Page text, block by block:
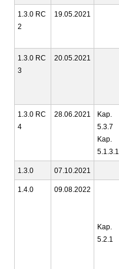
1.3.0 RC
2
19.05.2021
1.3.0 RC
3
20.05.2021
1.3.0 RC
4
28.06.2021
Kap.
5.3.7
Kap.
5.1.3.1
1.3.0 07.10.2021
1.4.0 09.08.2022
Kap.
5.2.1